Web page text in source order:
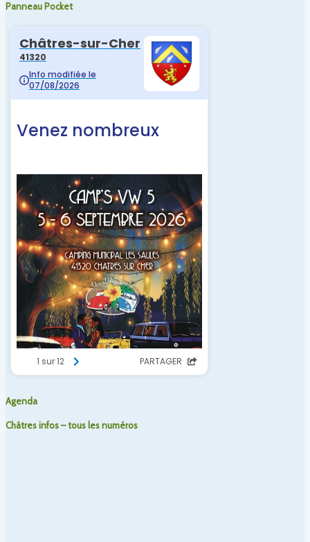
Panneau Pocket
Agenda
Châtres infos – tous les numéros